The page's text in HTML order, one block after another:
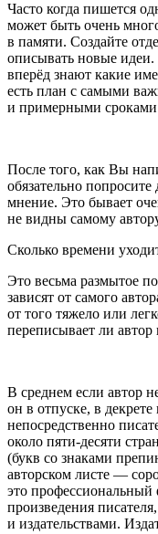
Часто когда пишется
может быть очень
в памяти. Создайте
описывать новые идеи.
вперёд знают какие
есть план с самыми
и примерными сроками
После того, как Вы
обязательно
мнение. Это бывает
не видны самому
Сколько времени
Это весьма размытое
зависят от самого
от того тяжело или
переписывает ли автор
В среднем если автор
он в отпуске, в
непосредственно
около пяти-десяти
(букв со знаками
авторском листе —
это профессиональный
произведения
и издательствами.